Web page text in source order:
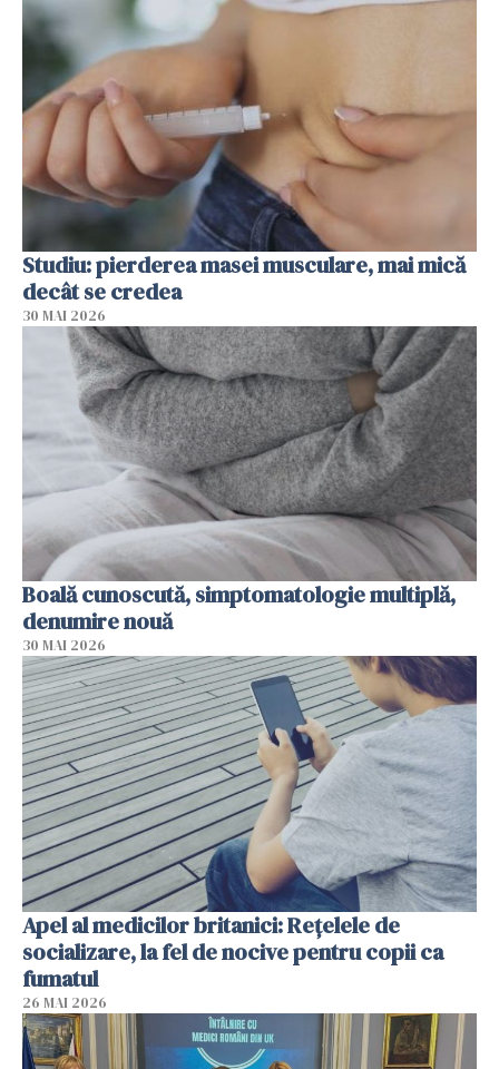
Studiu: pierderea masei musculare, mai mică
decât se credea
30 MAI 2026
Boală cunoscută, simptomatologie multiplă,
denumire nouă
30 MAI 2026
Apel al medicilor britanici: Reţelele de
socializare, la fel de nocive pentru copii ca
fumatul
26 MAI 2026